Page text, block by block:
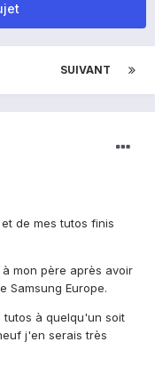
SUIVANT
de mes tutos finis
mon père après avoir
Samsung Europe.
tutos à quelqu'un soit
j'en serais très